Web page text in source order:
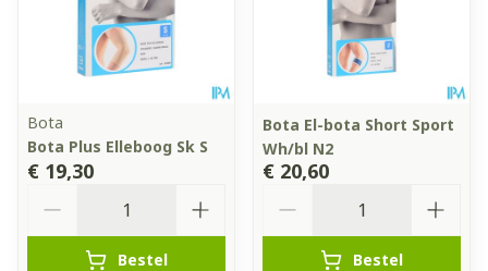
Bota
Bota Plus Elleboog Sk S
€ 19,30
Bestel
Bota El-bota Short Sport
Wh/bl N2
€ 20,60
Bestel